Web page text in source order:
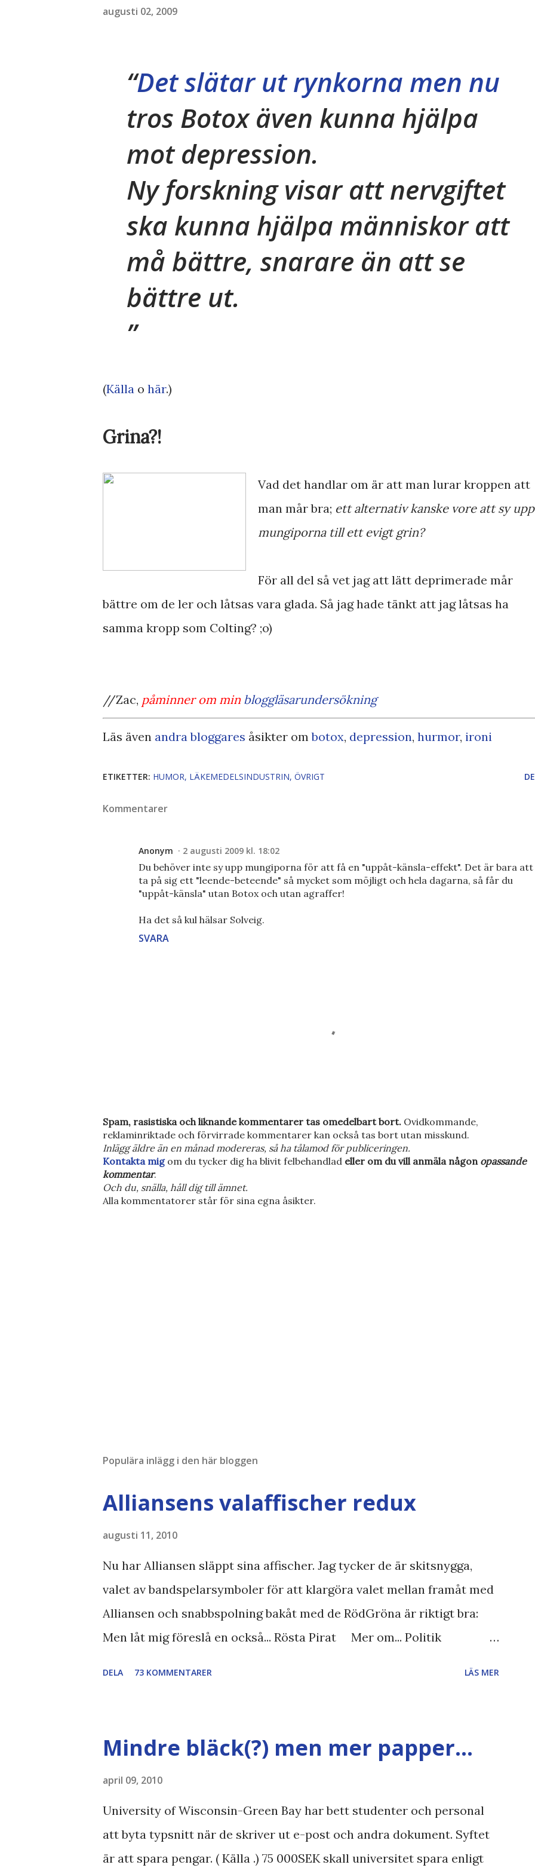
augusti 02, 2009
Det slätar ut rynkorna men nu
tros Botox även kunna hjälpa
mot depression.
Ny forskning visar att nervgiftet
ska kunna hjälpa människor att
må bättre, snarare än att se
bättre ut.
(Källa o här.)
Grina?!
Vad det handlar om är att man lurar kroppen att
man mår bra; ett alternativ kanske vore att sy upp
mungiporna till ett evigt grin?
För all del så vet jag att lätt deprimerade mår
bättre om de ler och låtsas vara glada. Så jag hade tänkt att jag låtsas ha
samma kropp som Colting? ;o)
//Zac, påminner om min bloggläsarundersökning
Läs även andra bloggares åsikter ombotox, depression, hurmor, ironi
ETIKETTER: HUMOR LÄKEMEDELSINDUSTRIN ÖVRIGT
Kommentarer
Anonym 2 augusti 2009 kl. 18:02
Du behöver inte sy upp mungiporna för att få en "uppåt-känsla-effekt". Det är bara att
ta på sig ett "leende-beteende" så mycket som möjligt och hela dagarna, så får du
"uppåt-känsla" utan Botox och utan agraffer!
Ha det så kul hälsar Solveig.
SVARA
S
k
i
c
k
a
e
Spam, rasistiska och liknande kommentarer tas omedelbart bort. Ovidkommande,
reklaminriktade och förvirrade kommentarer kan också tas bort utan misskund.
Inlägg äldre än en månad modereras, så ha tålamod för publiceringen.
Kontakta migom du tycker dig ha blivit felbehandlad eller om du vill anmäla någon opassande
kommentar.
Och du, snälla, håll dig till ämnet.
Alla kommentatorer står för sina egna åsikter.
Populära inlägg i den här bloggen
Alliansens valaffischer redux
augusti 11, 2010
Nu har Alliansen släppt sina affischer. Jag tycker de är skitsnygga,
valet av bandspelarsymboler för att klargöra valet mellan framåt med
Alliansen och snabbspolning bakåt med de RödGröna är riktigt bra:
Men låt mig föreslå en också... Rösta Pirat Mer om... Politik
SvD , DN
DELA 73 KOMMENTARER LÄS MER
Mindre bläck(?) men mer papper...
april 09, 2010
University of Wisconsin-Green Bay har bett studenter och personal
att byta typsnitt när de skriver ut e-post och andra dokument. Syftet
är att spara pengar. ( Källa .) 75 000SEK skall universitet spara enligt